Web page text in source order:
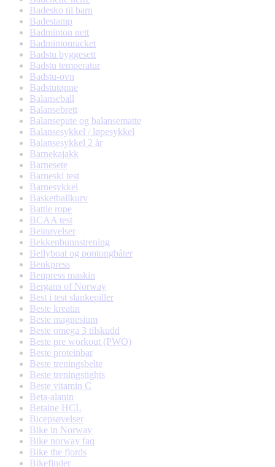
Badesko til barn
Badestamp
Badminton nett
Badmintonracket
Badstu byggesett
Badstu temperatur
Badstu-ovn
Badstutønne
Balanseball
Balansebrett
Balansepute og balansematte
Balansesykkel / løpesykkel
Balansesykkel 2 år
Barnekajakk
Barnesete
Barneski test
Barnesykkel
Basketballkurv
Battle rope
BCAA test
Beinøvelser
Bekkenbunnstrening
Bellyboat og pontongbåter
Benkpress
Benpress maskin
Bergans of Norway
Best i test slankepiller
Beste kreatin
Beste magnesium
Beste omega 3 tilskudd
Beste pre workout (PWO)
Beste proteinbar
Beste treningsbelte
Beste treningstights
Beste vitamin C
Beta-alanin
Betaine HCL
Bicepsøvelser
Bike in Norway
Bike norway faq
Bike the fjords
Bikefinder